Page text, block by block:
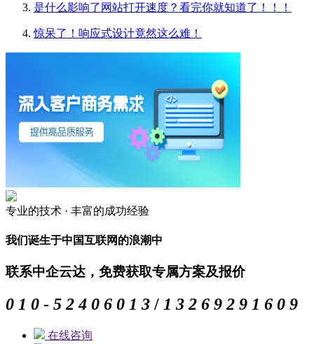
是什么影响了网站打开速度？看完你就知道了！！！
惊呆了！响应式设计竟然这么难！
专业的技术 · 丰富的成功经验
我们诞生于中国互联网的浪潮中
联系中企云达，免费获取专属方案及报价
0 1 0 - 5 2 4 0 6 0 1 3 / 1 3 2 6 9 2 9 1 6 0 9
在线咨询